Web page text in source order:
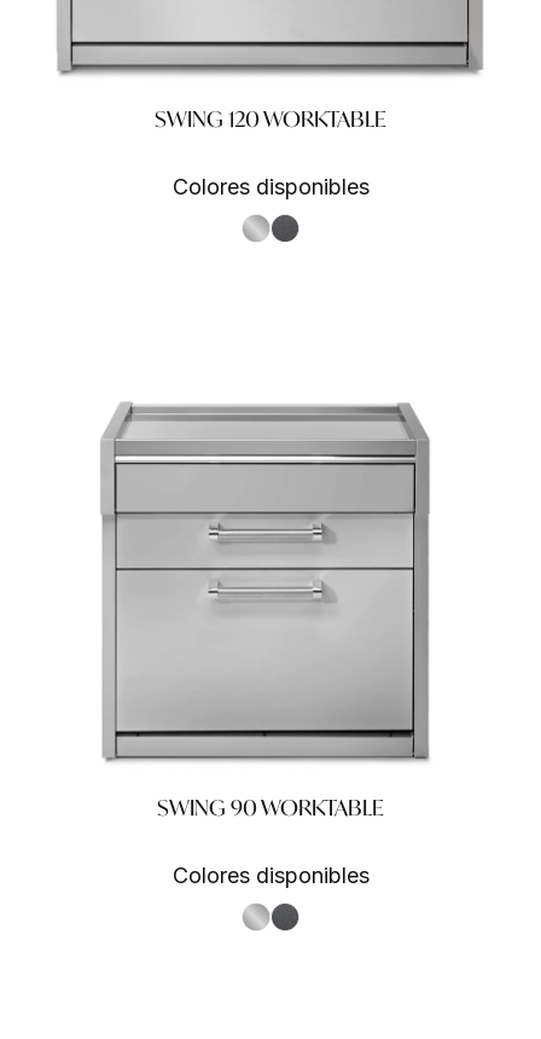
SWING 120 WORKTABLE
Colores disponibles
S.Steel SS
Antracite AN
SWING 90 WORKTABLE
Colores disponibles
S.Steel SS
Antracite AN